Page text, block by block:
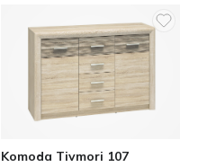
Komoda Tivmori 107